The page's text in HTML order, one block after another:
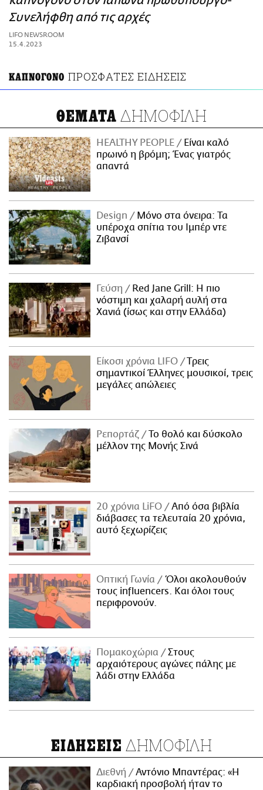
ΑΜΠΑ
PRINT
Συνελήφθη από τις αρχές
LIFO NEWSROOM
15.4.2023
ΚΑΠΝΟΓΟΝΟ ΠΡΟΣΦΑΤΕΣ ΕΙΔΗΣΕΙΣ
ΘΕΜΑΤΑ ΔΗΜΟΦΙΛΗ
HEALTHY PEOPLE
Είναι καλό
πρωινό η βρόμη; Ένας γιατρός
απαντά
Design
Μόνο στα όνειρα: Τα
υπέροχα σπίτια του Ιμπέρ ντε
Ζιβανσί
Γεύση
Red Jane Grill: Η πιο
νόστιμη και χαλαρή αυλή στα
Χανιά (ίσως και στην Ελλάδα)
Είκοσι χρόνια LIFO
Tρεις
σημαντικοί Έλληνες μουσικοί, τρεις
μεγάλες απώλειες
Ρεπορτάζ
Το θολό και δύσκολο
μέλλον της Μονής Σινά
20 χρόνια LiFO
Από όσα βιβλία
διάβασες τα τελευταία 20 χρόνια,
αυτό ξεχωρίζεις
Οπτική Γωνία
Όλοι ακολουθούν
τους influencers. Και όλοι τους
περιφρονούν.
Πομακοχώρια
Στους
αρχαιότερους αγώνες πάλης με
λάδι στην Ελλάδα
ΕΙΔΗΣΕΙΣ ΔΗΜΟΦΙΛΗ
Διεθνή
Αντόνιο Μπαντέρας: «Η
καρδιακή προσβολή ήταν το